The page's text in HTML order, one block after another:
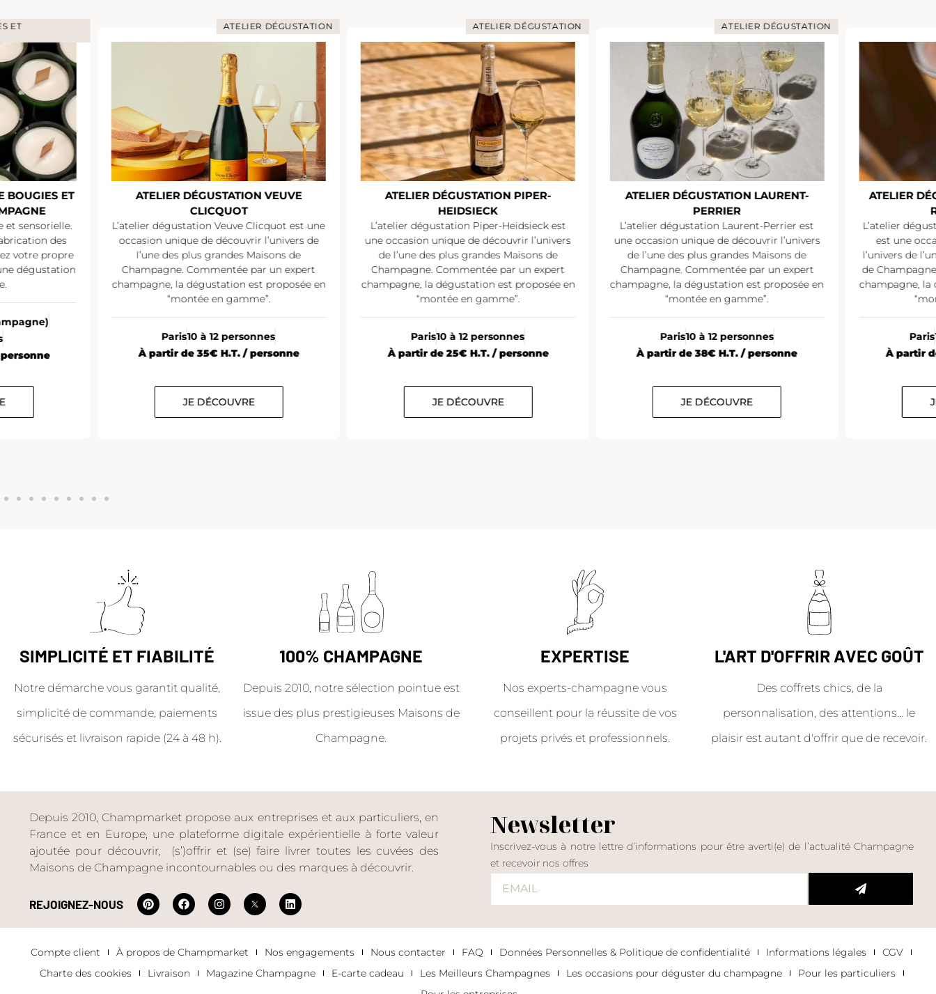
ET
BOUGIES ET
et sensorielle.
des
votre propre
dégustation
ATELIER DÉGUSTATION
ATELIER DÉGUSTATION VEUVE
CLICQUOT
L’atelier dégustation Veuve Clicquot est une
occasion unique de découvrir l’univers de
l’une des plus grandes Maisons de
Champagne. Commentée par un expert
champagne, la dégustation est proposée en
“montée en gamme”.
Paris10 à 12 personnes
À partir de 35€ H.T. / personne
JE DÉCOUVRE
ATELIER DÉGUSTATION
ATELIER DÉGUSTATION PIPER-
HEIDSIECK
L’atelier dégustation Piper-Heidsieck est
une occasion unique de découvrir l’univers
de l’une des plus grandes Maisons de
Champagne. Commentée par un expert
champagne, la dégustation est proposée en
“montée en gamme”.
Paris10 à 12 personnes
À partir de 25€ H.T. / personne
JE DÉCOUVRE
ATELIER DÉGUSTATION
ATELIER DÉGUSTATION LAURENT-
PERRIER
L’atelier dégustation Laurent-Perrier est
une occasion unique de découvrir l’univers
de l’une des plus grandes Maisons de
Champagne. Commentée par un expert
champagne, la dégustation est proposée en
“montée en gamme”.
Paris10 à 12 personnes
À partir de 38€ H.T. / personne
JE DÉCOUVRE
ATELIER
L’atelier
est une
l’univers de
de
champagne, la
Paris
À partir
SIMPLICITÉ ET FIABILITÉ
Notre démarche vous garantit qualité,
simplicité de commande, paiements
sécurisés et livraison rapide (24 à 48 h).
100% CHAMPAGNE
Depuis 2010, notre sélection pointue est
issue des plus prestigieuses Maisons de
Champagne.
EXPERTISE
Nos experts-champagne vous
conseillent pour la réussite de vos
projets privés et professionnels.
L'ART D'OFFRIR AVEC GOÛT
Des coffrets chics, de la
personnalisation, des attentions… le
plaisir est autant d'offrir que de recevoir.
Depuis 2010, Champmarket propose aux entreprises et aux particuliers, en
France et en Europe, une plateforme digitale expérientielle à forte valeur
ajoutée pour découvrir, (s’)offrir et (se) faire livrer toutes les cuvées des
Maisons de Champagne incontournables ou des marques à découvrir.
REJOIGNEZ-NOUS
Newsletter
Inscrivez-vous à notre lettre d’informations pour être averti(e) de l’actualité Champagne
et recevoir nos offres
Compte client À propos de Champmarket Nos engagements Nous contacter FAQ Données Personnelles & Politique de confidentialité Informations légales
CGV
Charte des cookies
Livraison Magazine Champagne E-carte cadeau Les Meilleurs Champagnes Les occasions pour déguster du champagne
Pour les particuliers